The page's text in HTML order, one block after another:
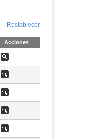
Restablecer
Acciones
Ver
Ver
Ver
Ver
Ver